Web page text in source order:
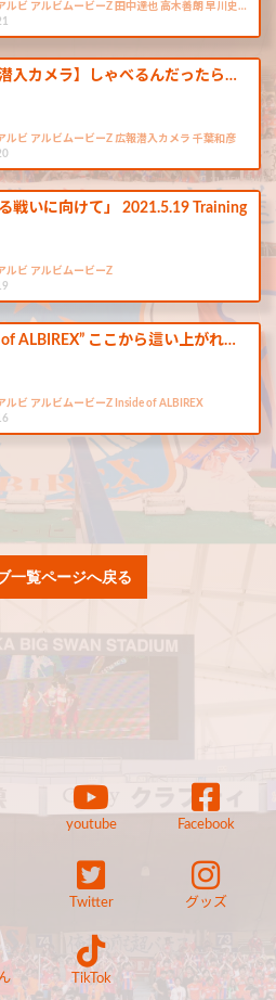
ルビ アルビムービーZ 田中達也 高木善朗 早川史…
潜入カメラ】しゃべるんだったら…
ルビ アルビムービーZ 広報潜入カメラ 千葉和彦
る戦いに向けて」 2021.5.19 Training
ルビ アルビムービーZ
of ALBIREX” ここから這い上がれ…
ルビ アルビムービーZ Inside of ALBIREX
一覧ページへ戻る
youtube Facebook
Twitter グッズ
TikTok